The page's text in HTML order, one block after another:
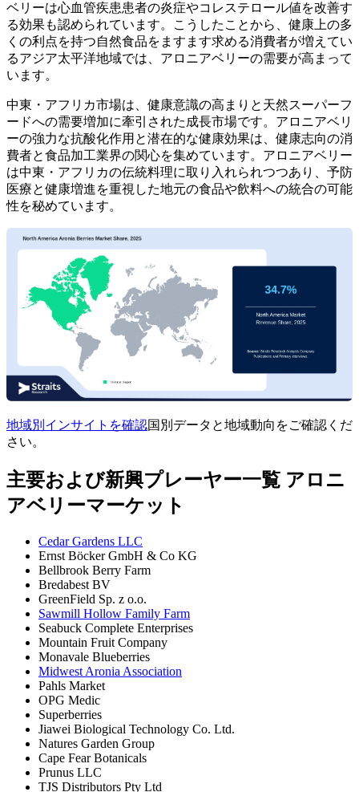
ベリーは心血管疾患患者の炎症やコレステロール値を改善す
る効果も認められています。こうしたことから、健康上の多
くの利点を持つ自然食品をますます求める消費者が増えてい
るアジア太平洋地域では、アロニアベリーの需要が高まって
います。
中東・アフリカ市場は、健康意識の高まりと天然スーパーフ
ードへの需要増加に牽引された成長市場です。アロニアベリ
ーの強力な抗酸化作用と潜在的な健康効果は、健康志向の消
費者と食品加工業界の関心を集めています。アロニアベリー
は中東・アフリカの伝統料理に取り入れられつつあり、予防
医療と健康増進を重視した地元の食品や飲料への統合の可能
性を秘めています。
地域別インサイトを確認国別データと地域動向をご確認くだ
さい。
主要および新興プレーヤー一覧 アロニ
アベリーマーケット
Cedar Gardens LLC
Ernst Böcker GmbH & Co KG
Bellbrook Berry Farm
Bredabest BV
GreenField Sp. z o.o.
Sawmill Hollow Family Farm
Seabuck Complete Enterprises
Mountain Fruit Company
Monavale Blueberries
Midwest Aronia Association
Pahls Market
OPG Medic
Superberries
Jiawei Biological Technology Co. Ltd.
Natures Garden Group
Cape Fear Botanicals
Prunus LLC
TJS Distributors Pty Ltd